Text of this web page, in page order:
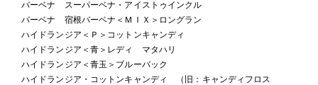
バーベナ スーパーベナ・アイストゥインクル
バーベナ 宿根バーベナ＜ＭＩＸ＞ロングラン
ハイドランジア＜Ｐ＞コットンキャンディ
ハイドランジア＜青＞レディ マタハリ
ハイドランジア＜青玉＞ブルーバック
ハイドランジア・コットンキャンディ （旧：キャンディフロス